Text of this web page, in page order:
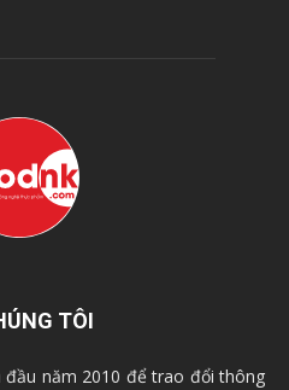
TÔI
năm 2010 để trao đổi thông